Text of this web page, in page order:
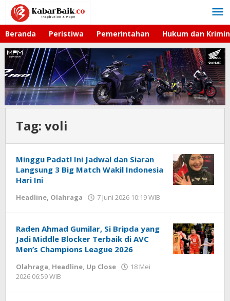
Lewati
konten
Beranda Peristiwa Pemerintahan Hukum dan
Tag: voli
Minggu Padat! Ini Jadwal dan Siaran
Langsung 3 Big Match Wakil Indonesia
Hari Ini
Headline, Olahraga 7 Juni 2026 10:19 WIB
Raden Ahmad Gumilar, Si Bripda yang
Jadi Middle Blocker Terbaik di AVC
Men’s Champions League 2026
Olahraga, Headline, Up Close
18 Mei
2026 06:59 WIB